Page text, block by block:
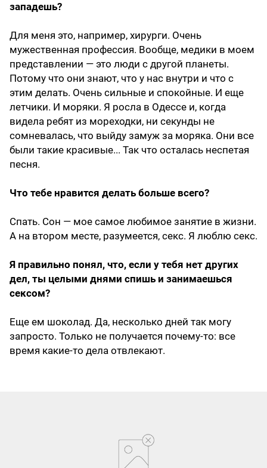
западешь?
Для меня это, например, хирурги. Очень
мужественная профессия. Вообще, медики в моем
представлении — это люди с другой планеты.
Потому что они знают, что у нас внутри и что с
этим делать. Очень сильные и спокойные. И еще
летчики. И моряки. Я росла в Одессе и, когда
видела ребят из мореходки, ни секунды не
сомневалась, что выйду замуж за моряка. Они все
были такие красивые... Так что осталась неспетая
песня.
Что тебе нравится делать больше всего?
Спать. Сон — мое самое любимое занятие в жизни.
А на втором месте, разумеется, секс. Я люблю секс.
Я правильно понял, что, если у тебя нет других
дел, ты целыми днями спишь и занимаешься
сексом?
Еще ем шоколад. Да, несколько дней так могу
запросто. Только не получается почему-то: все
время какие-то дела отвлекают.